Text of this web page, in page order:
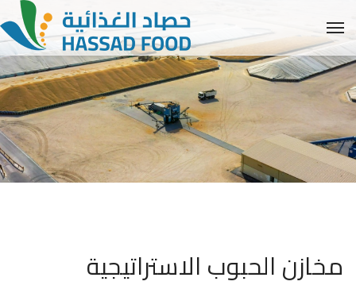
مخازن الحبوب الاستراتيجية